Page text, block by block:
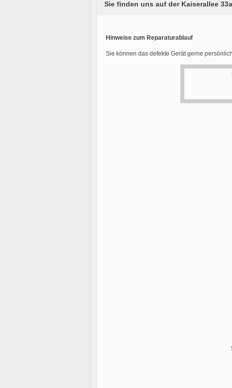
Sie finden uns auf der Kaiserallee
Hinweise zum Reparaturablauf
Sie können das defekte Gerät gerne